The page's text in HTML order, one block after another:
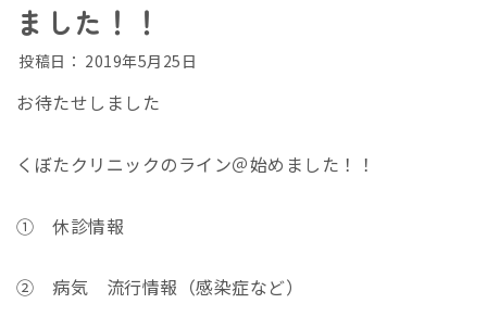
ました！！
投稿日： 2019年5月25日
お待たせしました
くぼたクリニックのライン＠始めました！！
① 休診情報
② 病気 流行情報（感染症など）